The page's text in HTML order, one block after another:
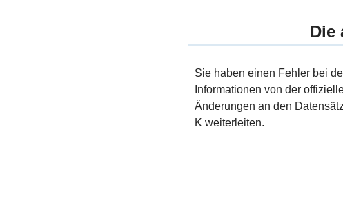
Die
Sie haben einen Fehler bei
Informationen von der
Änderungen an den
K weiterleiten.